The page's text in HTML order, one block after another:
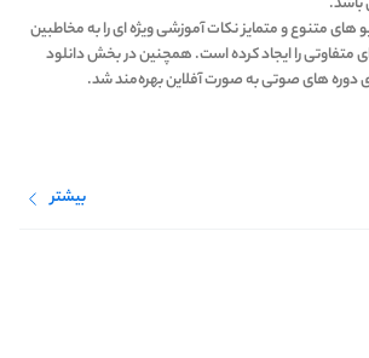
های متنوع و متمایز نکات آموزشی ویژه ای را به مخاطبین
متفاوتی را ایجاد کرده است. همچنین در بخش دانلود
دوره های صوتی به صورت آفلاین بهره‌مند شد.
بیشتر